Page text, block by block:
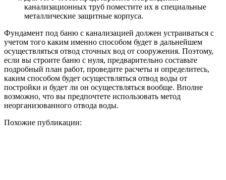
канализационных труб поместите их в специальные
металлические защитные корпуса.
Фундамент под баню с канализацией должен устраиваться с
учетом того каким именно способом будет в дальнейшем
осуществляться отвод сточных вод от сооружения. Поэтому,
если вы строите баню с нуля, предварительно составьте
подробный план работ, проведите расчеты и определитесь,
каким способом будет осуществляться отвод воды от
постройки и будет ли он осуществляться вообще. Вполне
возможно, что вы предпочтете использовать метод
неорганизованного отвода воды.
Похожие публикации: